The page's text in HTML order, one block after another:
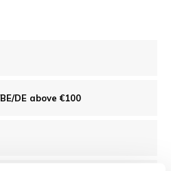
DE above €100